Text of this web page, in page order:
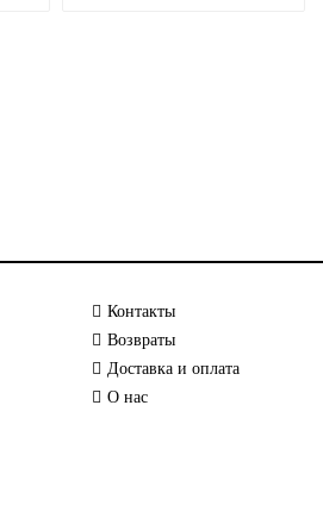
Контакты
Возвраты
Доставка и оплата
О нас